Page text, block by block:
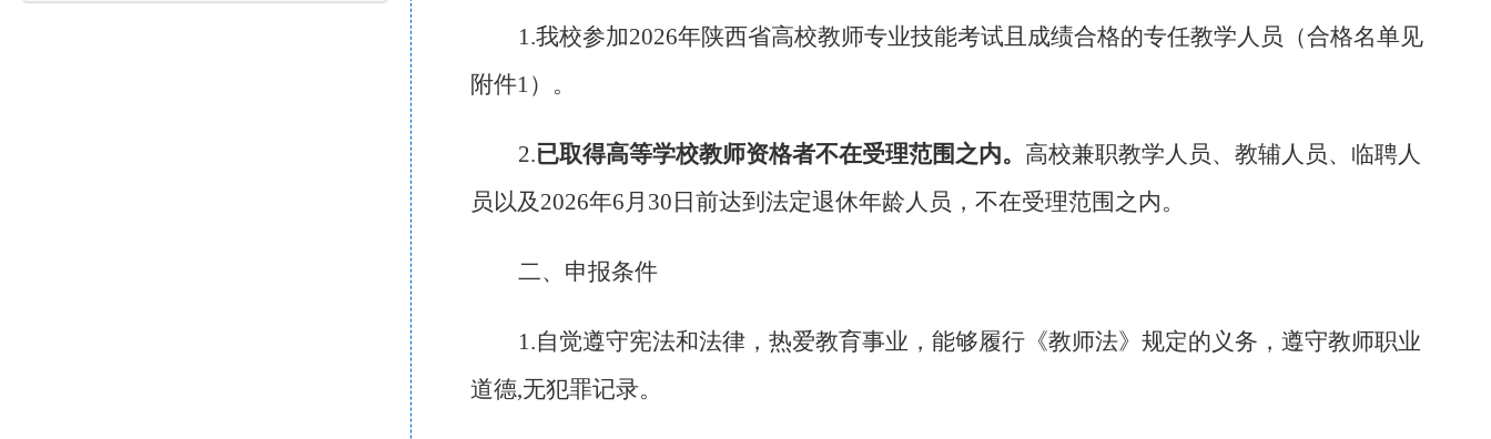
1.我校参加2026年陕西省高校教师专业技能考试且成绩合格的专任教学人员（合格名单见
附件1）。
2.已取得高等学校教师资格者不在受理范围之内。 高校兼职教学人员、教辅人员、临聘人
员以及2026年6月30日前达到法定退休年龄人员，不在受理范围之内。
二、申报条件
1.自觉遵守宪法和法律，热爱教育事业，能够履行《教师法》规定的义务，遵守教师职业
道德,无犯罪记录。